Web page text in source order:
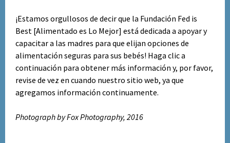
¡Estamos orgullosos de decir que la Fundación Fed is
Best [Alimentado es Lo Mejor] está dedicada a apoyar y
capacitar a las madres para que elijan opciones de
alimentación seguras para sus bebés! Haga clic a
continuación para obtener más información y, por favor,
revise de vez en cuando nuestro sitio web, ya que
agregamos información continuamente.
Photograph by Fox Photography, 2016